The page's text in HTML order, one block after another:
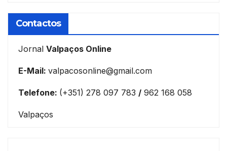
Contactos
Jornal Valpaços Online
E-Mail: valpacosonline@gmail.com
Telefone: (+351) 278 097 783 / 962 168 058
Valpaços